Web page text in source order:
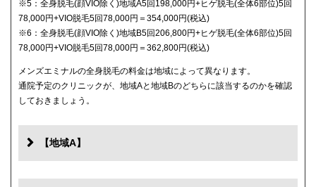
※5：全身脱毛(顔VIO除く)地域A5回198,000円+ヒゲ脱毛(全体6部位)5回
78,000円+VIO脱毛5回78,000円＝354,000円(税込)
※6：全身脱毛(顔VIO除く)地域B5回206,800円+ヒゲ脱毛(全体6部位)5回
78,000円+VIO脱毛5回78,000円＝362,800円(税込)
メンズエミナルの全身脱毛の料金は地域によって異なります。
通院予定のクリニックが、地域Aと地域Bのどちらに該当するのかを確認
しておきましょう。
【地域A】